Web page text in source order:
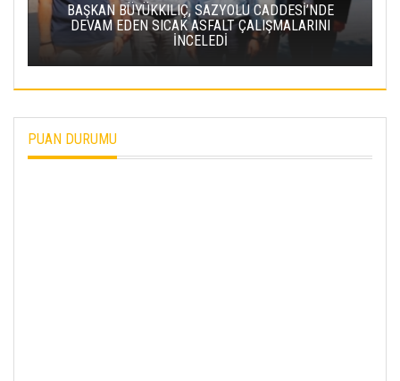
BAŞKAN BÜYÜKKILIÇ, SAZYOLU CADDESİ’NDE
DEVAM EDEN SICAK ASFALT ÇALIŞMALARINI
İNCELEDİ
PUAN DURUMU